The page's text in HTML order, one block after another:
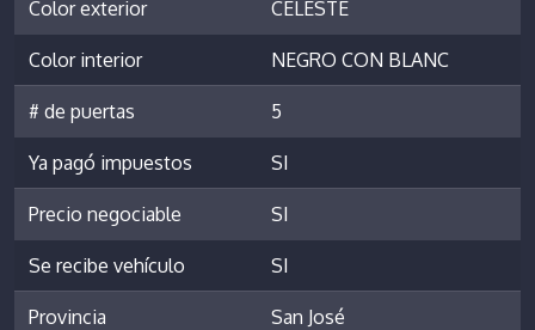
Color exterior CELESTE
Color interior NEGRO CON BLANC
# de puertas 5
Ya pagó impuestos SI
Precio negociable SI
Se recibe vehículo SI
Provincia San José